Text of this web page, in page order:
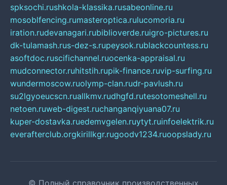
spksochi.rushkola-klassika.rusabeonline.ru
mosoblfencing.rumasteroptica.rulucomoria.ru
iration.rudevanagari.rubiblioverde.ruigro-pictures.ru
dk-tulamash.rus-dez-s.rupeysok.rublackcountess.ru
asoftdoc.ruscifichannel.ruocenka-appraisal.ru
mudconnector.ruhitstih.rupik-finance.ruvip-surfing.ru
wundermoscow.ruolymp-clan.rudr-pavlush.ru
su2lgyoeucscn.ruallkmv.rudhgfd.rutesotomeshell.ru
netoen.ruweb-digest.ruchanganqiyuana07.ru
kuper-dostavka.ruedemvgelen.ruytyt.ruinfoelektrik.ru
everafterclub.orgkirillkgr.rugoodv1234.ruoopslady.ru
© Полный справочник производственных